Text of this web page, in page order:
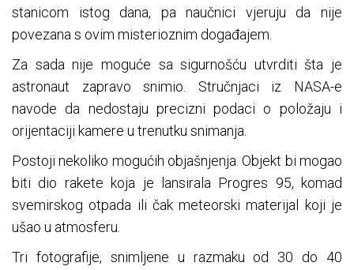
stanicom istog dana, pa naučnici vjeruju da nije
povezana s ovim misterioznim događajem.
Za sada nije moguće sa sigurnošću utvrditi šta je
astronaut zapravo snimio. Stručnjaci iz NASA-e
navode da nedostaju precizni podaci o položaju i
orijentaciji kamere u trenutku snimanja.
Postoji nekoliko mogućih objašnjenja. Objekt bi mogao
biti dio rakete koja je lansirala Progres 95, komad
svemirskog otpada ili čak meteorski materijal koji je
ušao u atmosferu.
Tri fotografije, snimljene u razmaku od 30 do 40